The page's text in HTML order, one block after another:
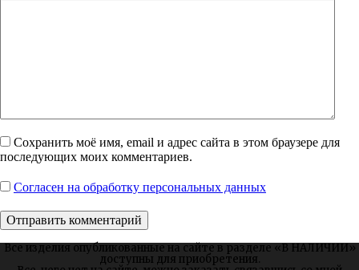
Сохранить моё имя, email и адрес сайта в этом браузере для
последующих моих комментариев.
Согласен на обработку персональных данных
Все изделия опубликованные на сайте в разделе «В НАЛИЧИИ»
доступны для приобретения.